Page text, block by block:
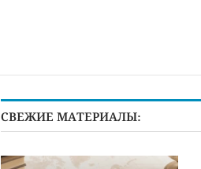
СВЕЖИЕ МАТЕРИАЛЫ: